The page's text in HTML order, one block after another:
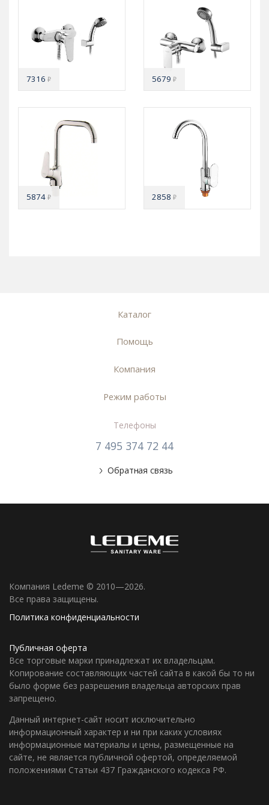
7316₽ 5679₽
5874₽ 2858₽
Каталог
Помощь
Компания
Режим работы
Телефоны
7 495 374 72 44
Обратная связь
Компания Ledeme © 2010—2026.
Все права защищены.
Политика конфиденциальности
Публичная оферта
Все торговые марки принадлежат их владельцам.
Копирование составляющих частей сайта в какой бы то ни
было форме без разрешения владельца авторских прав
запрещено.
Данный интернет-сайт носит исключительно
информационный характер и ни при каких условиях
информационные материалы и цены, размещенные на
сайте, не является публичной офертой, определяемой
положениями Статьи 437 Гражданского кодекса РФ.